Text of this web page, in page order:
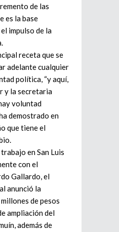
de las
es la base
impulso de la
receta que se
adelante cualquier
política, “y aquí,
y la secretaria
voluntad
demostrado en
que tiene el
en San Luis
con el
Gallardo, el
anunció la
de pesos
ampliación del
además de